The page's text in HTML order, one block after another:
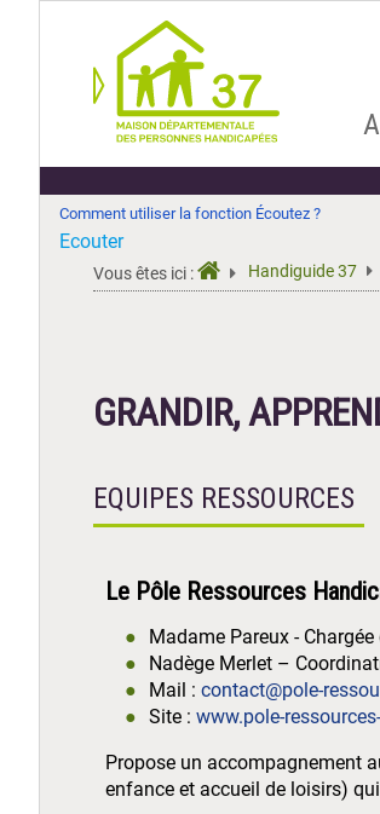
Aller
Comment utiliser la fonction Écoutez ?
Ecouter
Vous êtes ici : Handiguide 37
GRANDIR,
EQUIPES RESSOURCES
Le Pôle Ressources
Madame Pareux -
Nadège Merlet –
Mail : contact@pole-
Site : www.pole-
Propose un accompagnement
enfance et accueil de loisirs)